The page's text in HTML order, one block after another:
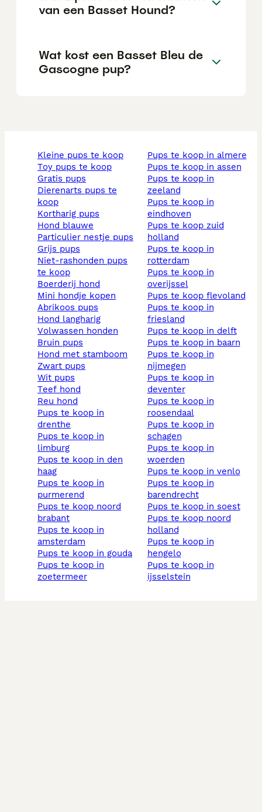
van een Basset Hound?
Wat kost een Basset Bleu de
Gascogne pup?
kleine pups te koop
toy pups te koop
gratis pups
dierenarts pups te
koop
kortharig pups
hond blauwe
particulier nestje pups
grijs pups
niet-rashonden pups
te koop
boerderij hond
mini hondje kopen
abrikoos pups
hond langharig
volwassen honden
bruin pups
hond met stamboom
zwart pups
wit pups
teef hond
reu hond
pups te koop in
drenthe
pups te koop in
limburg
pups te koop in den
haag
pups te koop in
purmerend
pups te koop noord
brabant
pups te koop in
amsterdam
pups te koop in gouda
pups te koop in
zoetermeer
pups te koop in almere
pups te koop in assen
pups te koop in
zeeland
pups te koop in
eindhoven
pups te koop zuid
holland
pups te koop in
rotterdam
pups te koop in
overijssel
pups te koop flevoland
pups te koop in
friesland
pups te koop in delft
pups te koop in baarn
pups te koop in
nijmegen
pups te koop in
deventer
pups te koop in
roosendaal
pups te koop in
schagen
pups te koop in
woerden
pups te koop in venlo
pups te koop in
barendrecht
pups te koop in soest
pups te koop noord
holland
pups te koop in
hengelo
pups te koop in
ijsselstein